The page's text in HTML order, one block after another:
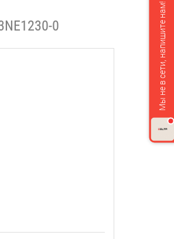
0 Мы не в сети, напишите нам!